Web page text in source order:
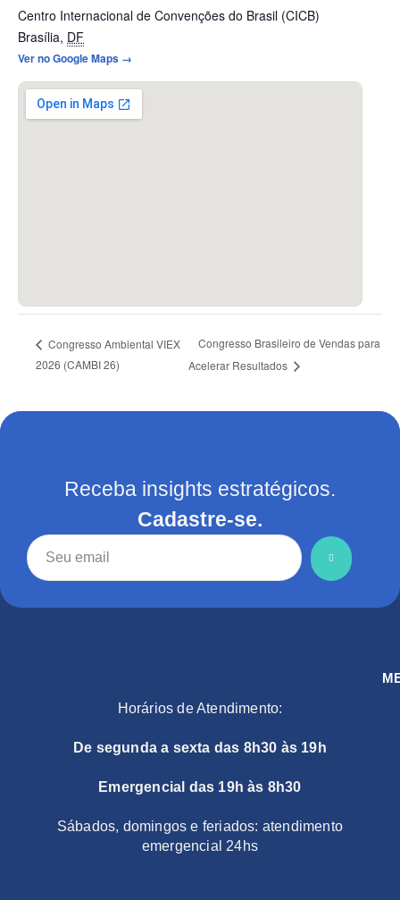
Centro Internacional de Convenções do Brasil (CICB)
Brasília, DF
Ver no Google Maps →
Congresso Ambiental VIEX
2026 (CAMBI 26)
Congresso Brasileiro de Vendas para
Acelerar Resultados
Receba insights estratégicos.
Cadastre-se.
Horários de Atendimento:
De segunda a sexta das 8h30 às 19h
Emergencial das 19h às 8h30
Sábados, domingos e feriados: atendimento
emergencial 24hs